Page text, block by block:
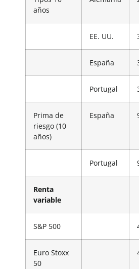
años
EE. UU.
España
Portugal
Prima de
riesgo (10
años)
España
Portugal
Renta
variable
S&P 500
Euro Stoxx
50